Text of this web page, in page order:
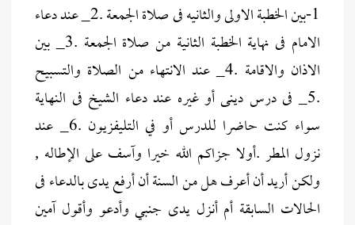
1-بين الخطبة الاولى والثانيه فى صلاة الجمعة .2_ عند دعاء
الامام فى نهاية الخطبة الثانية من صلاة الجمعة .3_ بين
الاذان والاقامة .4_ عند الانتهاء من الصلاة والتسبيح
.5_ فى درس دينى أو غيره عند دعاء الشيخ فى النهاية
سواء كنت حاضرا للدرس أو في التليفزيون .6_ عند
نزول المطر .أولا جزاكم الله خيرا وآسف على الإطاله ,
ولكن أريد أن أعرف هل من السنة أن أرفع يدى بالدعاء فى
الحالات السابقة أم أنزل يدى جنبي وأدعو وأقول آمين